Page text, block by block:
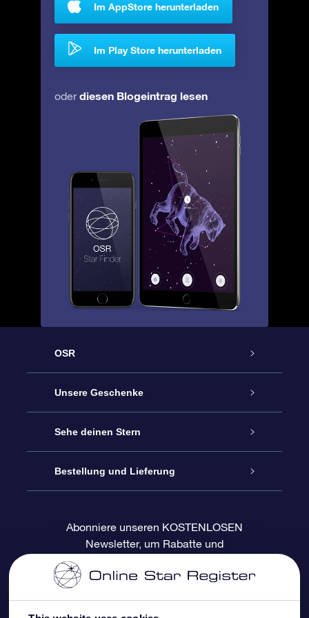
Im AppStore herunterladen
Im Play Store herunterladen
oderdiesen Blogeintrag lesen
OSR
Service
Kontakt
Blog
Bewertungen
Unsere Geschenke
Sterne schenken
OSR-Geschenkpaket
OSR-Geschenkgutschein
Firmengeschenke
Sehe deinen Stern
Sternregister
Personalisierte Sternseite
One Million Stars
Bestellung und Lieferung
Zahlungsinformationen
Versandinformationen
Abonniere unseren KOSTENLOSEN
Newsletter, um Rabatte und